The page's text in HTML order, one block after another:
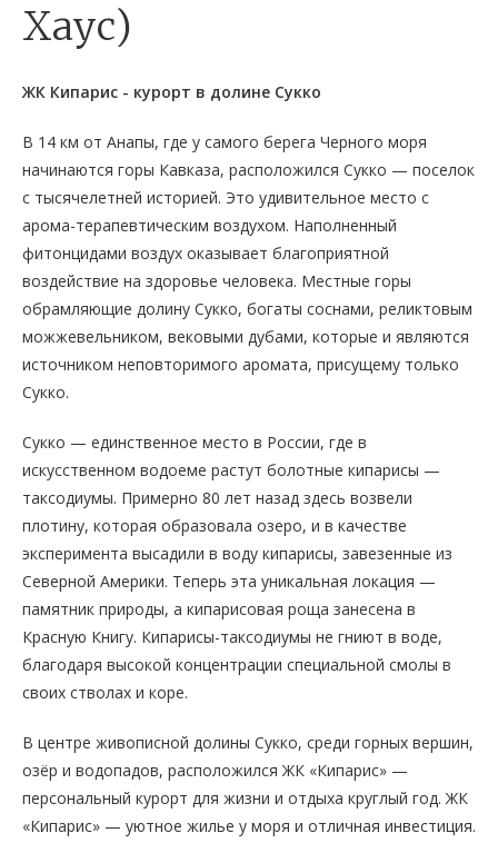
Хаус)
ЖК Кипарис - курорт в долине Сукко
В 14 км от Анапы, где у самого берега Черного моря
начинаются горы Кавказа, расположился Сукко — поселок
с тысячелетней историей. Это удивительное место с
арома-терапевтическим воздухом. Наполненный
фитонцидами воздух оказывает благоприятной
воздействие на здоровье человека. Местные горы
обрамляющие долину Сукко, богаты соснами, реликтовым
можжевельником, вековыми дубами, которые и являются
источником неповторимого аромата, присущему только
Сукко.
Сукко — единственное место в России, где в
искусственном водоеме растут болотные кипарисы —
таксодиумы. Примерно 80 лет назад здесь возвели
плотину, которая образовала озеро, и в качестве
эксперимента высадили в воду кипарисы, завезенные из
Северной Америки. Теперь эта уникальная локация —
памятник природы, а кипарисовая роща занесена в
Красную Книгу. Кипарисы-таксодиумы не гниют в воде,
благодаря высокой концентрации специальной смолы в
своих стволах и коре.
В центре живописной долины Сукко, среди горных вершин,
озёр и водопадов, расположился ЖК «Кипарис» —
персональный курорт для жизни и отдыха круглый год. ЖК
«Кипарис» — уютное жилье у моря и отличная инвестиция.